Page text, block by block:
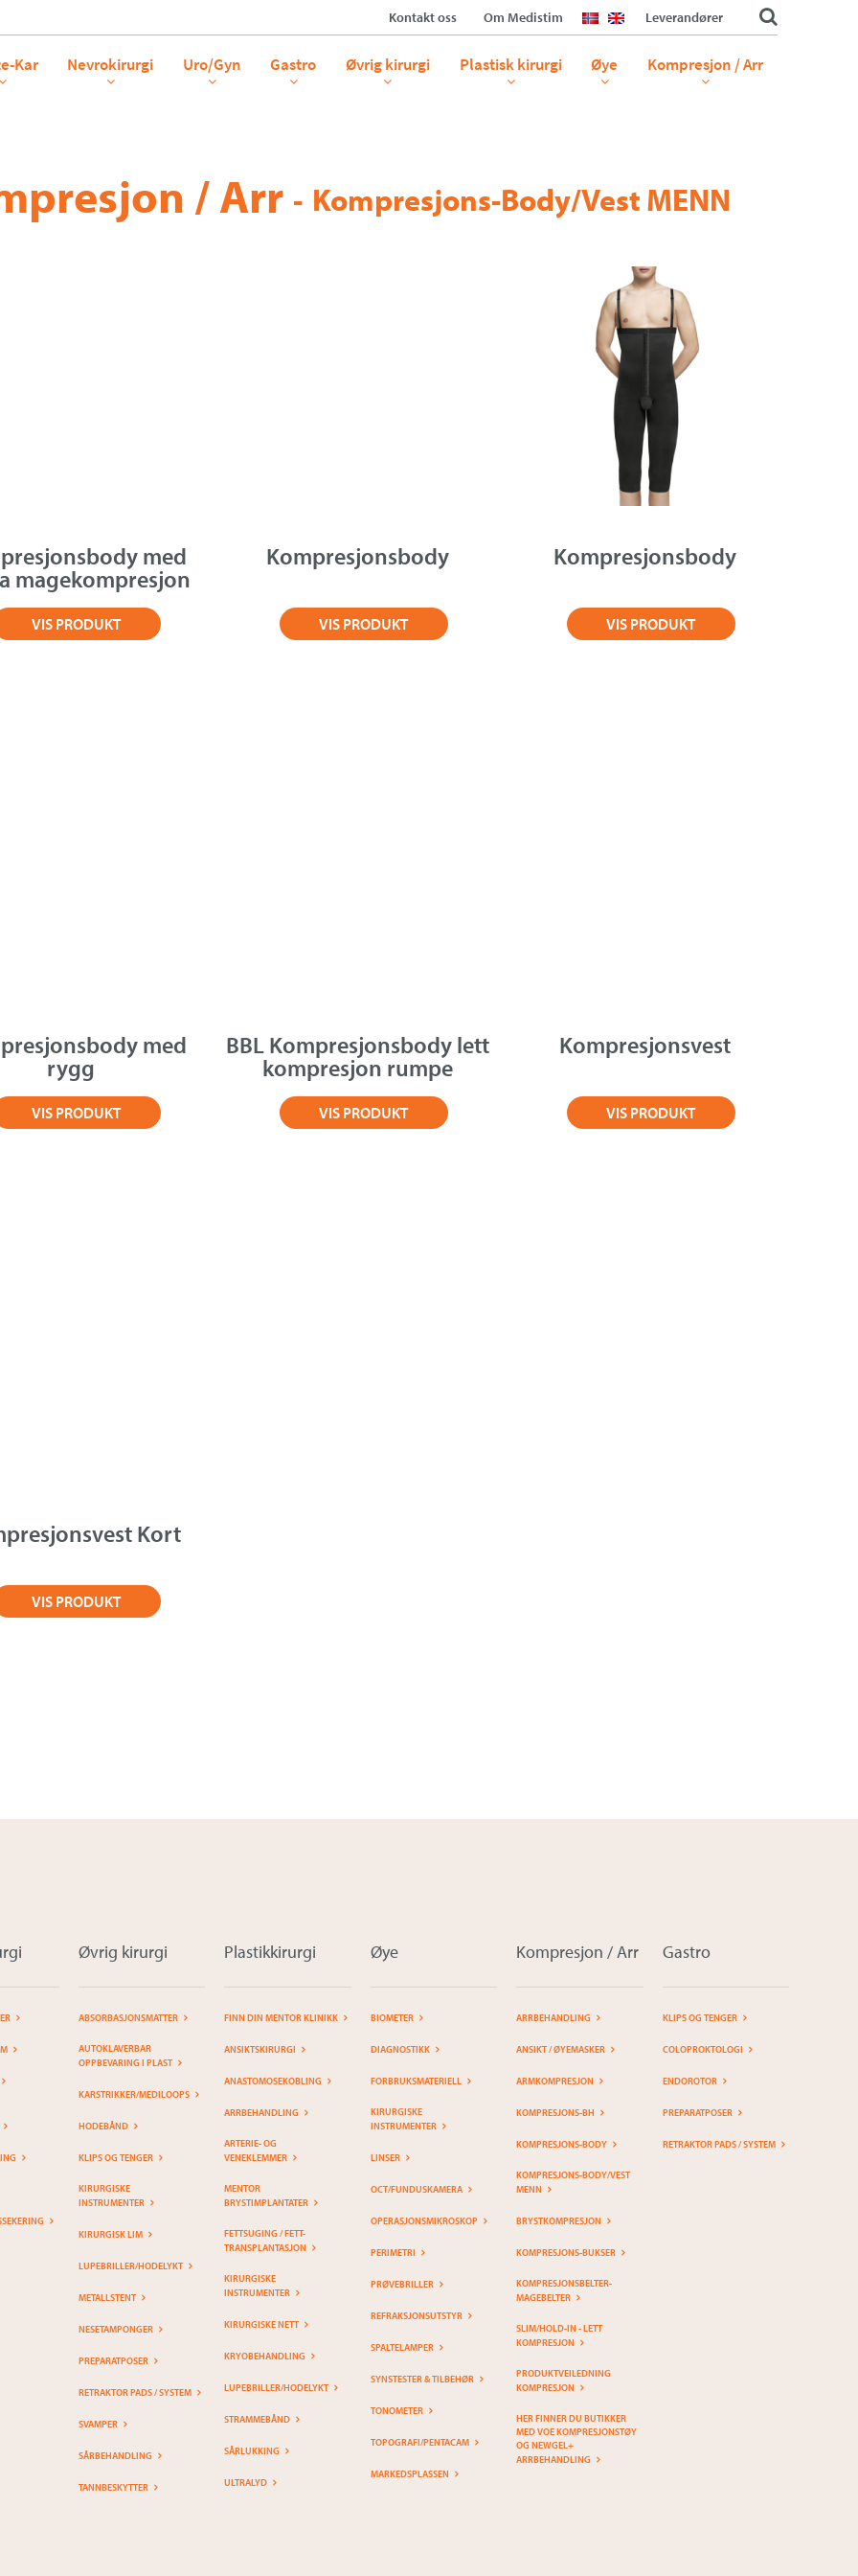
Kontakt oss Om Medistim Leverandører
Kar Nevrokirurgi Uro/Gyn Gastro Øvrig kirurgi Plastisk kirurgi Øye Kompresjon / Arr
/ Arr - Kompresjons-Body/Vest MENN
med
magekompresjon
VIS PRODUKT
Kompresjonsbody
VIS PRODUKT
Kompresjonsbody
VIS PRODUKT
med
rygg
VIS PRODUKT
BBL Kompresjonsbody lett
kompresjon rumpe
VIS PRODUKT
Kompresjonsvest
VIS PRODUKT
Kort
VIS PRODUKT
Øvrig kirurgi
ABSORBASJONSMATTER
AUTOKLAVERBAR
OPPBEVARING I PLAST
KARSTRIKKER/MEDILOOPS
HODEBÅND
KLIPS OG TENGER
KIRURGISKE
INSTRUMENTER
KIRURGISK LIM
LUPEBRILLER/HODELYKT
METALLSTENT
NESETAMPONGER
PREPARATPOSER
RETRAKTOR PADS / SYSTEM
SVAMPER
SÅRBEHANDLING
TANNBESKYTTER
Plastikkirurgi
FINN DIN MENTOR KLINIKK
ANSIKTSKIRURGI
ANASTOMOSEKOBLING
ARRBEHANDLING
ARTERIE- OG
VENEKLEMMER
MENTOR
BRYSTIMPLANTATER
FETTSUGING / FETT-
TRANSPLANTASJON
KIRURGISKE
INSTRUMENTER
KIRURGISKE NETT
KRYOBEHANDLING
LUPEBRILLER/HODELYKT
STRAMMEBÅND
SÅRLUKKING
ULTRALYD
Øye
BIOMETER
DIAGNOSTIKK
FORBRUKSMATERIELL
KIRURGISKE
INSTRUMENTER
LINSER
OCT/FUNDUSKAMERA
OPERASJONSMIKROSKOP
PERIMETRI
PRØVEBRILLER
REFRAKSJONSUTSTYR
SPALTELAMPER
SYNSTESTER & TILBEHØR
TONOMETER
TOPOGRAFI/PENTACAM
MARKEDSPLASSEN
Kompresjon / Arr
ARRBEHANDLING
ANSIKT / ØYEMASKER
ARMKOMPRESJON
KOMPRESJONS-BH
KOMPRESJONS-BODY
KOMPRESJONS-BODY/VEST
MENN
BRYSTKOMPRESJON
KOMPRESJONS-BUKSER
KOMPRESJONSBELTER-
MAGEBELTER
SLIM/HOLD-IN - LETT
KOMPRESJON
PRODUKTVEILEDNING
KOMPRESJON
HER FINNER DU BUTIKKER
MED VOE KOMPRESJONSTØY
OG NEWGEL+
ARRBEHANDLING
Gastro
KLIPS OG TENGER
COLOPROKTOLOGI
ENDOROTOR
PREPARATPOSER
RETRAKTOR PADS / SYSTEM